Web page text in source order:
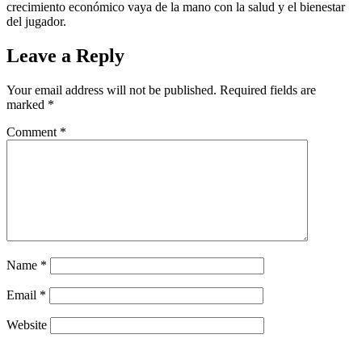
crecimiento económico vaya de la mano con la salud y el bienestar
del jugador.
Leave a Reply
Your email address will not be published. Required fields are
marked *
Comment *
Name *
Email *
Website